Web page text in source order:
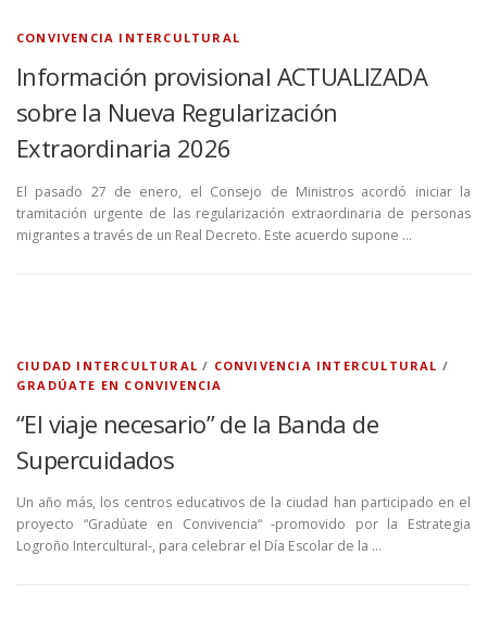
CONVIVENCIA INTERCULTURAL
Información provisional ACTUALIZADA
sobre la Nueva Regularización
Extraordinaria 2026
El pasado 27 de enero, el Consejo de Ministros acordó iniciar la
tramitación urgente de las regularización extraordinaria de personas
migrantes a través de un Real Decreto. Este acuerdo supone …
CIUDAD INTERCULTURAL / CONVIVENCIA INTERCULTURAL /
GRADÚATE EN CONVIVENCIA
“El viaje necesario” de la Banda de
Supercuidados
Un año más, los centros educativos de la ciudad han participado en el
proyecto “Gradúate en Convivencia“ -promovido por la Estrategia
Logroño Intercultural-, para celebrar el Día Escolar de la …